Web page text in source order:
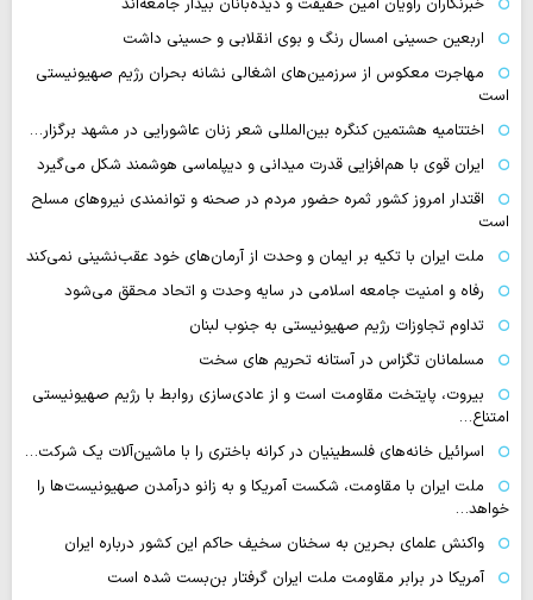
اربعین حسینی امسال رنگ و بوی انقلابی و حسینی داشت
مهاجرت معکوس از سرزمین‌های اشغالی نشانه بحران رژیم صهیونیستی
است
اختتامیه هشتمین کنگره بین‌المللی شعر زنان عاشورایی در مشهد برگزار…
ایران قوی با هم‌افزایی قدرت میدانی و دیپلماسی هوشمند شکل می‌گیرد
اقتدار امروز کشور ثمره حضور مردم در صحنه و توانمندی نیروهای مسلح
است
ملت ایران با تکیه بر ایمان و وحدت از آرمان‌های خود عقب‌نشینی نمی‌کند
رفاه و امنیت جامعه اسلامی در سایه وحدت و اتحاد محقق می‌شود
تداوم تجاوزات رژیم صهیونیستی به جنوب لبنان
مسلمانان تگزاس در آستانه تحریم های سخت
بیروت، پایتخت مقاومت است و از عادی‌سازی روابط با رژیم صهیونیستی
امتناع…
اسرائیل خانه‌های فلسطینیان در کرانه باختری را با ماشین‌آلات یک شرکت…
ملت ایران با مقاومت، شکست آمریکا و به زانو درآمدن صهیونیست‌ها را
خواهد…
واکنش علمای بحرین به سخنان سخیف حاکم این کشور درباره ایران
آمریکا در برابر مقاومت ملت ایران گرفتار بن‌بست شده است